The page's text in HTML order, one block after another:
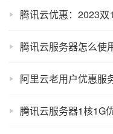
腾讯云服务器怎么使
阿里云老用户优惠服
腾讯云服务器1核1G